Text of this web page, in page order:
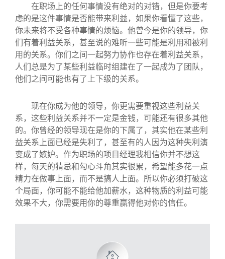
在职场上的任何事情没有绝对的对错，但是你要考
虑的是这件事情是否能带来利益，如果你看懂了这些，
你未来将不受各种事情的烦恼。他曾今是你的领导，你
们有着利益关系，甚至说的难听一些可能是利用和被利
用的关系。你们之间一起努力协作也存在着利益关系，
人们总是为了某些利益临时组建在了一起成为了团队，
他们之间可能也有了上下级的关系。
现在你成为他的领导，你更需要重视这些利益关
系，这些利益关系并不一定是金钱，可能还有很多其他
的。你曾经的领导现在是你的下属了，其实他在某些利
益关系上面已经是失利了，甚至有的人因为这种失利演
变成了嫉妒。作为职场的项目经理我相信你并不想这
样，每天的猜忌和勾心斗角其实很累，希望能多花一点
精力在做事上面，而不是搞人上面。所以你必须打破这
个局面，你可能不能给他加薪水，这种物质的利益可能
效果不大，你需要用你的尊重赢得他对你的信任。